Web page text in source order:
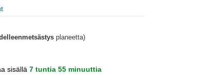
planeetta)
sisällä 7 tuntia 55 minuuttia